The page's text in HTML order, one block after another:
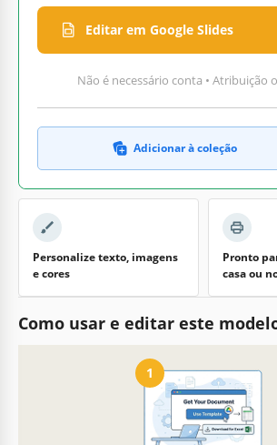
Editar em Google Slides
Não é necessário conta • Atribuição
Adicionar à coleção
Personalize texto, imagens
e cores
Pronto
casa ou
Como usar e editar este
1